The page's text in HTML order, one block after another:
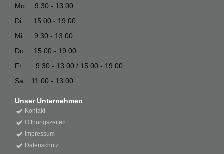
Mo : 9:30 - 13:00
Di : 15:00 - 19:00
Mi : 9:30 - 13:00
Do : 15:00 - 19:00
Fr : 9:30 - 13:00 / 15:00 - 19:00
Sa : 11:00 - 13:00
Unser Unternehmen
Kontakt
Öffnungszeiten
Impressum
Datenschutz